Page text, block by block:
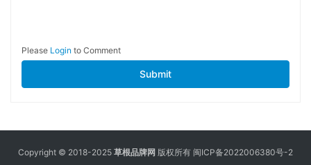
Please Login to Comment
Submit
Copyright © 2018-2025 草根品牌网 版权所有 闽ICP备2022006380号-2